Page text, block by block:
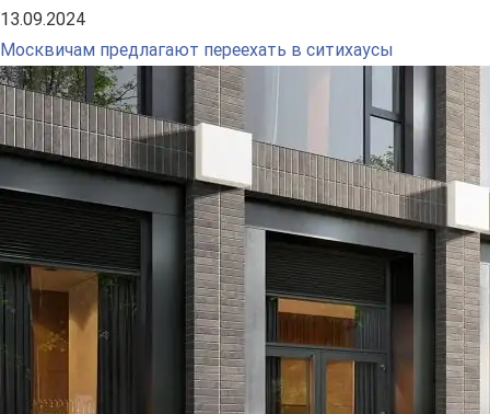
13.09.2024
Москвичам предлагают переехать в ситихаусы